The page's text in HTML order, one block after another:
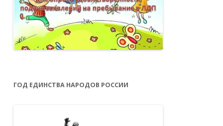
ГОД ЕДИНСТВА НАРОДОВ РОССИИ